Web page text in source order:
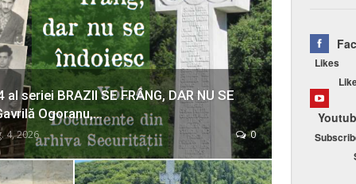
seriei BRAZII SE FRÂNG, DAR NU SE
Ogoranu,…
4, 2026 0
Likes